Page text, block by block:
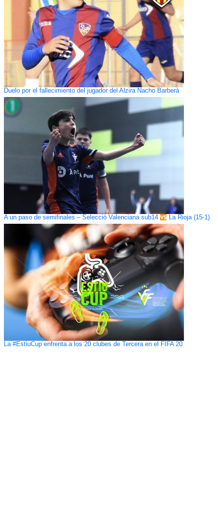
Duelo por el fallecimiento del jugador del Alzira Nacho Barberà
A un paso de semifinales – Selecció Valenciana sub14 La Rioja (15-1)
La #EstiuCup enfrenta a los 20 clubes de Tercera en el FIFA 20